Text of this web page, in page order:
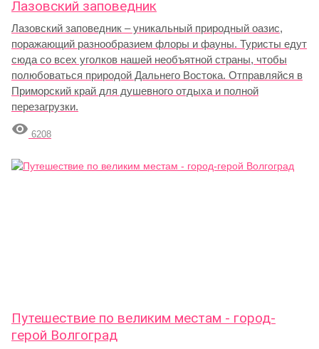
Лазовский заповедник
Лазовский заповедник – уникальный природный оазис,
поражающий разнообразием флоры и фауны. Туристы едут
сюда со всех уголков нашей необъятной страны, чтобы
полюбоваться природой Дальнего Востока. Отправляйся в
Приморский край для душевного отдыха и полной
перезагрузки.
 6208
Путешествие по великим местам - город-
герой Волгоград